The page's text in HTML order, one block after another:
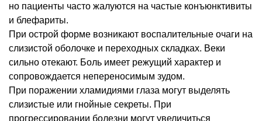
но пациенты часто жалуются на частые конъюнктивиты
и блефариты.
При острой форме возникают воспалительные очаги на
слизистой оболочке и переходных складках. Веки
сильно отекают. Боль имеет режущий характер и
сопровождается непереносимым зудом.
При поражении хламидиями глаза могут выделять
слизистые или гнойные секреты. При
прогрессировании болезни могут увеличиться